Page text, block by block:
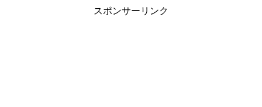
スポンサーリンク